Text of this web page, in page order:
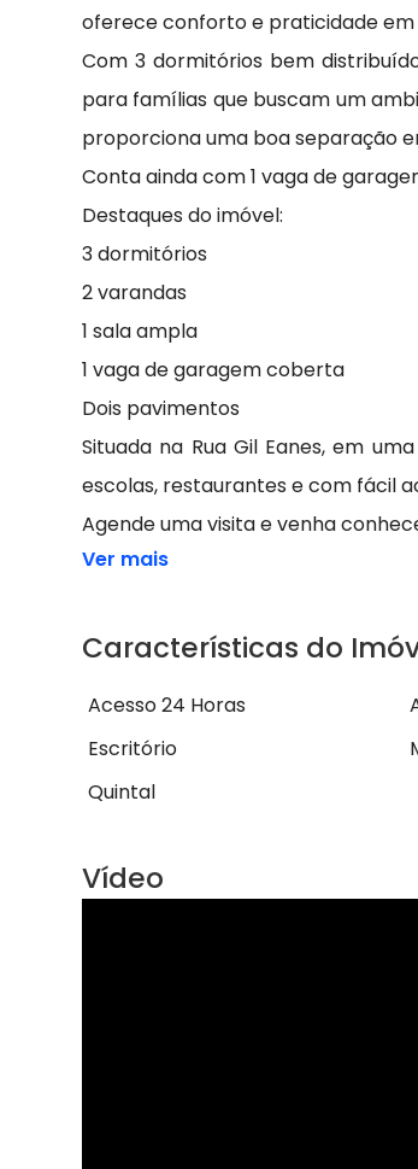
oferece conforto e praticidade
Com 3 dormitórios bem
para famílias que buscam um
proporciona uma boa separação
Conta ainda com 1 vaga de
Destaques do imóvel:
3 dormitórios
2 varandas
1 sala ampla
1 vaga de garagem coberta
Dois pavimentos
Situada na Rua Gil Eanes, em
escolas, restaurantes e com fácil
Agende uma visita e venha
Ver mais
Características do
Acesso 24 Horas
Escritório
Quintal
Vídeo